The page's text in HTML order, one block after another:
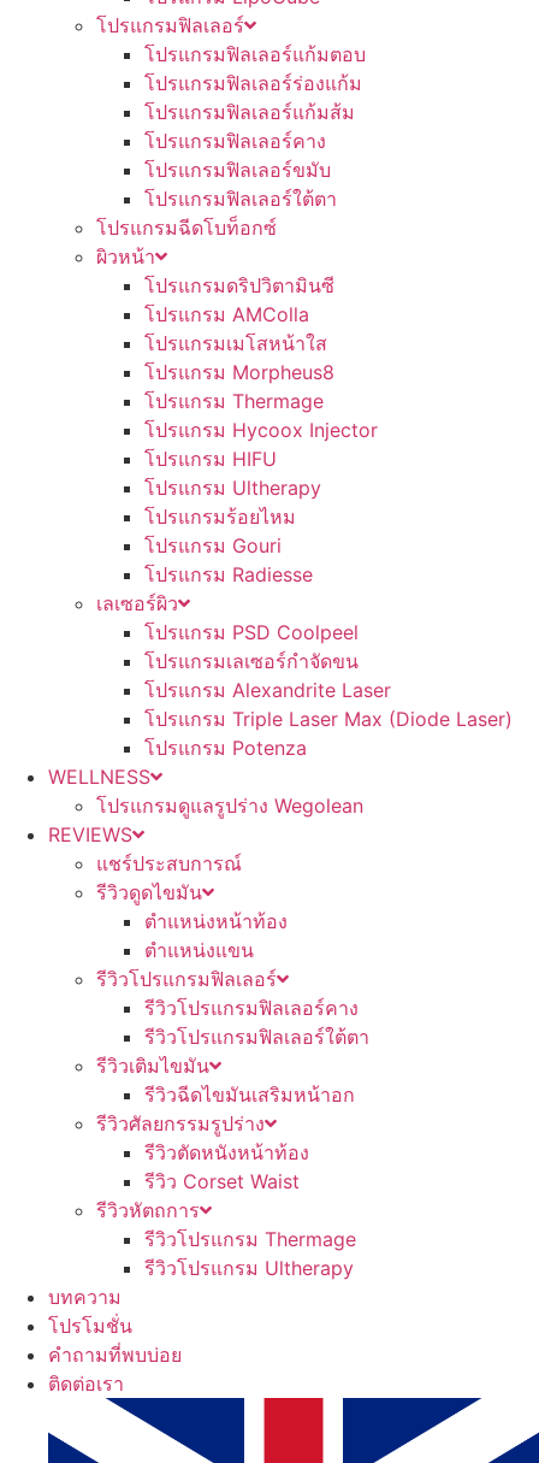
โปรแกรมฟิลเลอร์
โปรแกรมฟิลเลอร์แก้มตอบ
โปรแกรมฟิลเลอร์ร่องแก้ม
โปรแกรมฟิลเลอร์แก้มส้ม
โปรแกรมฟิลเลอร์คาง
โปรแกรมฟิลเลอร์ขมับ
โปรแกรมฟิลเลอร์ใต้ตา
โปรแกรมฉีดโบท็อกซ์
ผิวหน้า
โปรแกรมดริปวิตามินซี
โปรแกรม AMColla
โปรแกรมเมโสหน้าใส
โปรแกรม Morpheus8
โปรแกรม Thermage
โปรแกรม Hycoox Injector
โปรแกรม HIFU
โปรแกรม Ultherapy
โปรแกรมร้อยไหม
โปรแกรม Gouri
โปรแกรม Radiesse
เลเซอร์ผิว
โปรแกรม PSD Coolpeel
โปรแกรมเลเซอร์กำจัดขน
โปรแกรม Alexandrite Laser
โปรแกรม Triple Laser Max (Diode Laser)
โปรแกรม Potenza
WELLNESS
โปรแกรมดูแลรูปร่าง Wegolean
REVIEWS
แชร์ประสบการณ์
รีวิวดูดไขมัน
ตำแหน่งหน้าท้อง
ตำแหน่งแขน
รีวิวโปรแกรมฟิลเลอร์
รีวิวโปรแกรมฟิลเลอร์คาง
รีวิวโปรแกรมฟิลเลอร์ใต้ตา
รีวิวเติมไขมัน
รีวิวฉีดไขมันเสริมหน้าอก
รีวิวศัลยกรรมรูปร่าง
รีวิวตัดหนังหน้าท้อง
รีวิว Corset Waist
รีวิวหัตถการ
รีวิวโปรแกรม Thermage
รีวิวโปรแกรม Ultherapy
บทความ
โปรโมชั่น
คำถามที่พบบ่อย
ติดต่อเรา